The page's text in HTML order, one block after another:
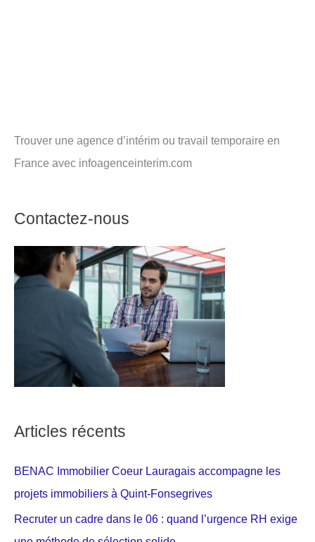
Trouver une agence d’intérim ou travail temporaire en
France avec infoagenceinterim.com
Contactez-nous
Articles récents
BENAC Immobilier Coeur Lauragais accompagne les
projets immobiliers à Quint-Fonsegrives
Recruter un cadre dans le 06 : quand l’urgence RH exige